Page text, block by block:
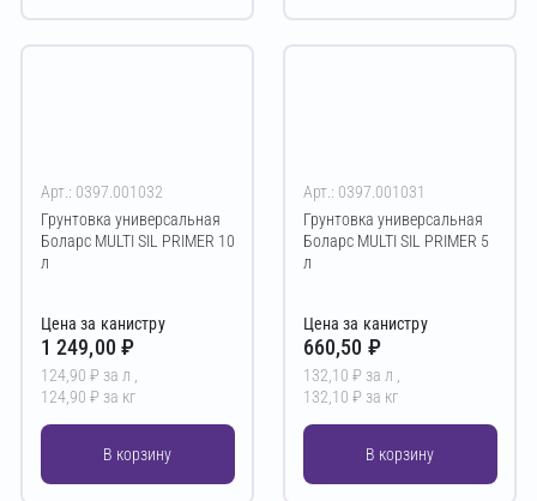
Арт.: 0397.001032
Грунтовка универсальная
Боларс MULTI SIL PRIMER 10
л
Цена за канистру
1 249,00 ₽
124,90 ₽ за л ,
124,90 ₽ за кг
В корзину
Арт.: 0397.001031
Грунтовка универсальная
Боларс MULTI SIL PRIMER 5
л
Цена за канистру
660,50 ₽
132,10 ₽ за л ,
132,10 ₽ за кг
В корзину